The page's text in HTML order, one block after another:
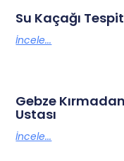
Su Kaçağı
İncele...
Gebze
Ustası
İncele...